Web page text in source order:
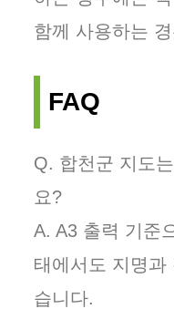
함께 사용하는
FAQ
Q. 합천군 지도
요?
A. A3 출력 기준
태에서도 지명과
습니다.